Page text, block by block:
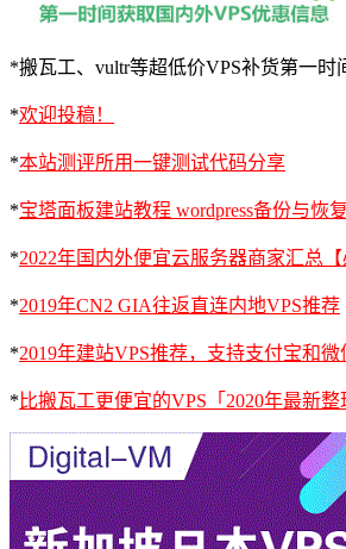
*搬瓦工、vultr等超低价VPS补货第一时
*欢迎投稿！
*本站测评所用一键测试代码分享
*宝塔面板建站教程 wordpress备份与恢复
*2022年国内外便宜云服务器商家汇总【
*2019年CN2 GIA往返直连内地VPS推荐
*2019年建站VPS推荐，支持支付宝和微
* 比搬瓦工更便宜的VPS「2020年最新整